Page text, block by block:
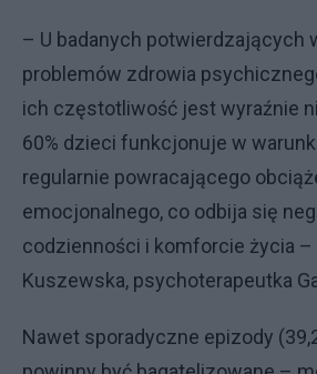
– U badanych potwierdzających
problemów zdrowia
ich częstotliwość jest wyraźnie
60% dzieci funkcjonuje w
regularnie powracającego
emocjonalnego, co odbija się
codzienności i komforcie życia
Kuszewska, psychoterapeutka
Nawet sporadyczne epizody